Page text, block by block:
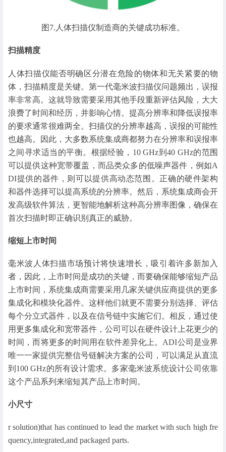
图7.人体扫描仪制造商的关键成功标准。
扫描精度
人体扫描仪能否明确区分潜在危险的物体和无关紧要的物
体，扫描精度是关键。第一代毫米波扫描仪问题频出，误报
率非常高。这就导致需要采用其他手段重新评估风险，大大
浪费了时间和经历，并影响心情。提高分辨率和降低误报率
的要求通常很难两全。扫描仪的分辨率越高，误报的可能性
也越高。因此，大多数系统集成商都努力在分辨率和误报率
之间寻求适当的平衡。根据经验，10 GHz到40 GHz的范围
可以提供这种宽带覆盖，而品类众多的低噪声器件，例如A
DI提供的器件，则可以提供高动态范围。正确的硬件架构
和器件选择可以提高系统的分辨率。然后，系统集成商会开
发高级软件算法，更智能地解析这种高分辨率图像，确保在
首次扫描时即正确识别真正的威胁。
缩短上市时间
毫米波人体扫描市场预计将快速增长，吸引着许多新加入
者，因此，上市时间是成功的关键，而要确保能够缩短产品
上市时间，系统集成商需要采用几家关键供应商提供的更多
集成化和模块化器件。这样他们就更不需要分别选择、评估
每个分立式器件，以及在信号链中实施它们。相反，通过使
用更多集成化和宽带器件，公司可以在硬件设计上花更少的
时间，而将更多的时间用在软件差异化上。ADI公司是业界
唯一一家提供完整信号链解决方案的公司，可以满足从直流
到100 GHz的所有设计需求。多家毫米波系统设计公司依靠
这个产品系列来缩短其产品上市时间。
小尺寸
r solution)that has continued to lead the market with such high fre
quency,integrated,and packaged parts.